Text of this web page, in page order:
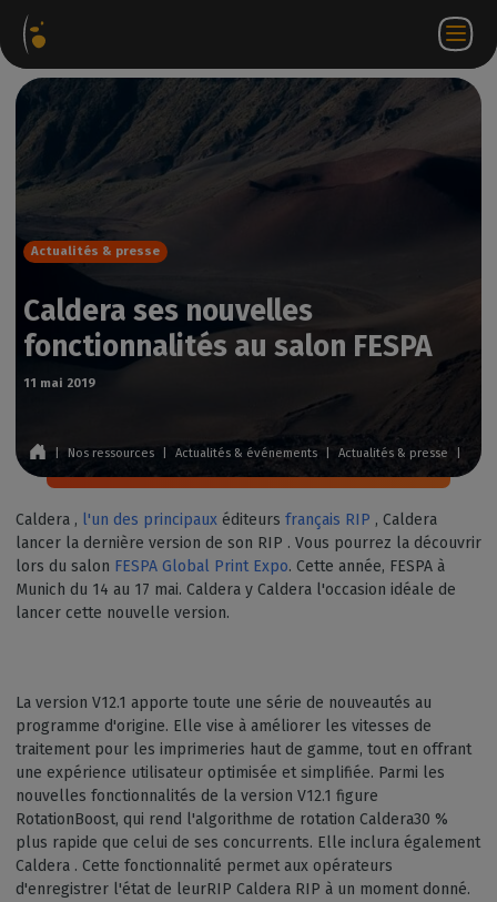
FR
Actualités & presse
Caldera ses nouvelles
fonctionnalités au salon FESPA
11 mai 2019
Nos ressources Actualités & événements Actualités & presse
Caldera , l'un des principaux éditeurs français RIP , Caldera
lancer la dernière version de son RIP . Vous pourrez la découvrir
lors du salon FESPA Global Print Expo. Cette année, FESPA à
Munich du 14 au 17 mai. Caldera y Caldera l'occasion idéale de
lancer cette nouvelle version.
La version V12.1 apporte toute une série de nouveautés au
programme d'origine. Elle vise à améliorer les vitesses de
traitement pour les imprimeries haut de gamme, tout en offrant
une expérience utilisateur optimisée et simplifiée. Parmi les
nouvelles fonctionnalités de la version V12.1 figure
RotationBoost, qui rend l'algorithme de rotation Caldera30 %
plus rapide que celui de ses concurrents. Elle inclura également
Caldera . Cette fonctionnalité permet aux opérateurs
d'enregistrer l'état de leurRIP Caldera RIP à un moment donné.